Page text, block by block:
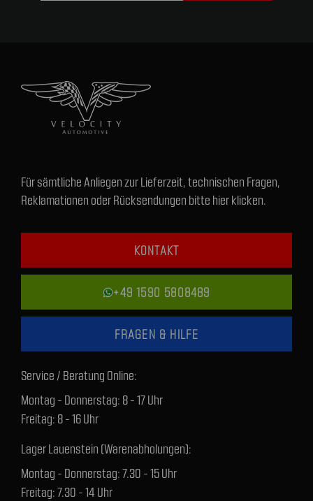
Für sämtliche Anliegen zur Lieferzeit, technischen Fragen,
Reklamationen oder Rücksendungen bitte hier klicken.
KONTAKT
+49 1590 5808489
FRAGEN & HILFE
Service / Beratung Online:
Montag - Donnerstag: 8 - 17 Uhr
Freitag: 8 - 16 Uhr
Lager Lauenstein (Warenabholungen):
Montag - Donnerstag: 7.30 - 15 Uhr
Freitag: 7.30 - 14 Uhr